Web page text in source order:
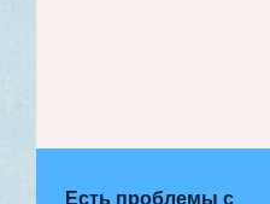
Есть проблемы с